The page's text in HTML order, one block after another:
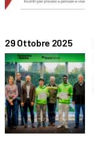
29 Ottobre 2025